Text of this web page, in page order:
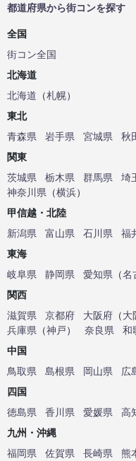
都道府県から街コンを探す
全国
街コン全国
北海道
北海道 （札幌）
東北
青森県
岩手県 宮城県 秋
関東
茨城県
栃木県 群馬県 埼
神奈川県 （横浜）
甲信越・北陸
新潟県
富山県 石川県 福
東海
岐阜県
静岡県 愛知県 （名
関西
滋賀県
京都府 大阪府 （大
兵庫県 （神戸） 奈良県
和
中国
鳥取県
島根県 岡山県 広
四国
徳島県
香川県 愛媛県
高
九州・沖縄
福岡県
佐賀県 長崎県 熊